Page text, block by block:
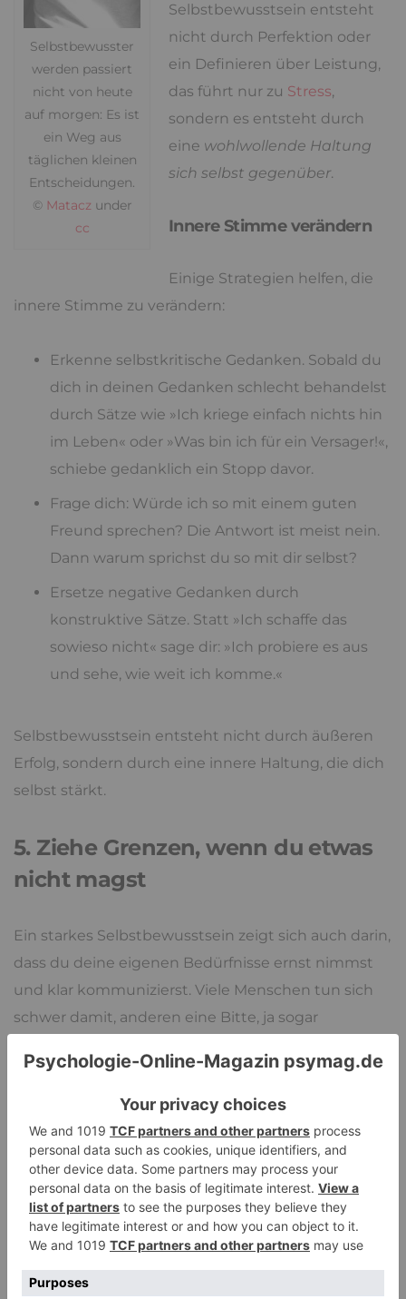
Selbstbewusster
werden passiert
nicht von heute
auf morgen: Es ist
ein Weg aus
täglichen kleinen
Entscheidungen.
© Mataczunder
cc
Selbstbewusstsein entsteht
nicht durch Perfektion oder
ein Definieren über Leistung,
das führt nur zu Stress,
sondern es entsteht durch
eine wohlwollende Haltung
sich selbst gegenüber.
Innere Stimme verändern
Einige Strategien helfen, die
innere Stimme zu verändern:
Erkenne selbstkritische Gedanken. Sobald du
dich in deinen Gedanken schlecht behandelst
durch Sätze wie »Ich kriege einfach nichts hin
im Leben« oder »Was bin ich für ein Versager!«,
schiebe gedanklich ein Stopp davor.
Frage dich: Würde ich so mit einem guten
Freund sprechen? Die Antwort ist meist nein.
Dann warum sprichst du so mit dir selbst?
Ersetze negative Gedanken durch
konstruktive Sätze. Statt »Ich schaffe das
sowieso nicht« sage dir: »Ich probiere es aus
und sehe, wie weit ich komme.«
Selbstbewusstsein entsteht nicht durch äußeren
Erfolg, sondern durch eine innere Haltung, die dich
selbst stärkt.
5. Ziehe Grenzen, wenn du etwas
nicht magst
Ein starkes Selbstbewusstsein zeigt sich auch darin,
dass du deine eigenen Bedürfnisse ernst nimmst
und klar kommunizierst. Viele Menschen tun sich
schwer damit, anderen eine Bitte, ja sogar
»Nein« sagen. Denn sie befürchten, andere zu
enttäuschen und dann abgelehnt oder
ausgegrenzt zu werden. Das ist eine Urangst.
Schließlich hätten wir ohne den Anschluss an eine
Gruppe in früheren Zeiten nicht überleben können.
Doch Grenzen zu setzen ist kein Zeichen von
Egoismus – es ist ein Zeichen von Selbstachtung.
Ein hilfreicher Tipp: Wenn du dich bei einer Bitte